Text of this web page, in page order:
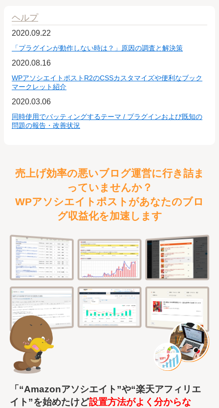
ヘルプ
2020.09.22
「プラグインが動作しない時は？」原因の調査と解決策
2020.08.16
WPアソシエイトポストR2のCSSカスタマイズや便利なブック
マークレット紹介
2020.03.06
同時使用でバッティングするテーマ / プラグインおよび既知の
問題の報告・改善状況
売上げ効率の悪いブログ運営に行き詰ま
っていませんか？
WPアソシエイトポストがあなたのブロ
グ収益化を加速します
「“Amazonアソシエイト”や“楽天アフィリエ
イト”を始めたけど設置方法がよく分からな